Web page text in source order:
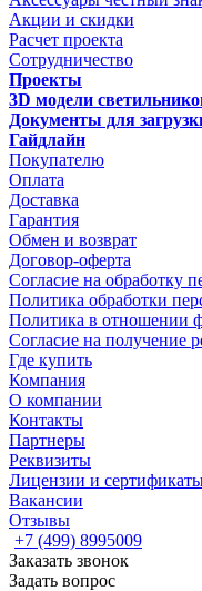
Акции и скидки
Расчет проекта
Сотрудничество
Проекты
3D модели
Документы для
Гайдлайн
Покупателю
Оплата
Доставка
Гарантия
Обмен и возврат
Договор-оферта
Согласие на обработку
Политика обработки
Политика в отношении
Согласие на получение
Где купить
Компания
О компании
Контакты
Партнеры
Реквизиты
Лицензии и
Вакансии
Отзывы
+7 (499) 8995009
Заказать звонок
Задать вопрос